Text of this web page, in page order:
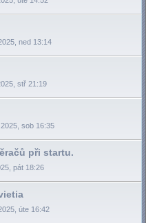
ned 13:14
stř 21:19
sob 16:35
při startu.
pát 18:26
úte 16:42